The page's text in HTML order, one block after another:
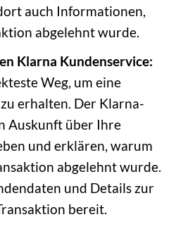
auch Informationen,
abgelehnt wurde.
Klarna Kundenservice:
Weg, um eine
erhalten. Der Klarna-
Auskunft über Ihre
und erklären, warum
abgelehnt wurde.
und Details zur
bereit.